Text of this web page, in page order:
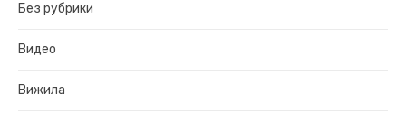
Без рубрики
Видео
Вижила